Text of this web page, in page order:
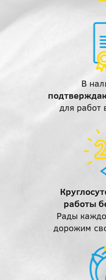
В
для работ
работы
Рады
дорожим